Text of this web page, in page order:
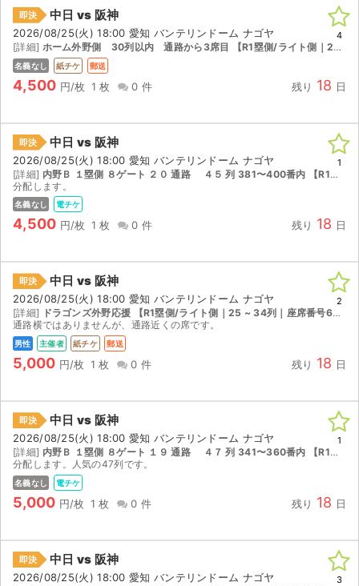
即決 中日 vs 阪神
2026/08/25(火) 18:00 愛知 バンテリンドーム ナゴヤ
[詳細] ホーム外野側 30列以内 通路から3席目 【R1塁側/ライト側｜25 ~ 34列｜座席番号601 ~ 620】
名義なし 紙チケ 郵送
4,500 円/枚 1 枚 0 件 残り 18 日
4
即決 中日 vs 阪神
2026/08/25(火) 18:00 愛知 バンテリンドーム ナゴヤ
[詳細] 内野Ｂ １塁側 ８ゲート ２０ 通路 ４５ 列 381〜400番内 【R1塁側/ライト側｜35 ~ 47列｜座席番号381 ~ 400】
分配します。
名義なし 電チケ
4,500 円/枚 1 枚 0 件 残り 18 日
1
即決 中日 vs 阪神
2026/08/25(火) 18:00 愛知 バンテリンドーム ナゴヤ
[詳細] ドラゴンズ外野応援 【R1塁側/ライト側｜25 ~ 34列｜座席番号601 ~ 620】
通路横ではありませんが、通路近くの席です。
男性 主催者 紙チケ 郵送
5,000 円/枚 1 枚 0 件 残り 18 日
2
即決 中日 vs 阪神
2026/08/25(火) 18:00 愛知 バンテリンドーム ナゴヤ
[詳細] 内野Ｂ １塁側 ８ゲート １９ 通路 ４７ 列 341〜360番内 【R1塁側/ライト側｜35 ~ 47列｜座席番号341 ~ 360】
分配します。人気の47列です。
名義なし 電チケ
5,000 円/枚 1 枚 0 件 残り 18 日
1
即決 中日 vs 阪神
2026/08/25(火) 18:00 愛知 バンテリンドーム ナゴヤ 3